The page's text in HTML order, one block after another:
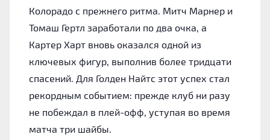
Колорадо с прежнего ритма. Митч Марнер и
Томаш Гертл заработали по два очка, а
Картер Харт вновь оказался одной из
ключевых фигур, выполнив более тридцати
спасений. Для Голден Найтс этот успех стал
рекордным событием: прежде клуб ни разу
не побеждал в плей-офф, уступая во время
матча три шайбы.